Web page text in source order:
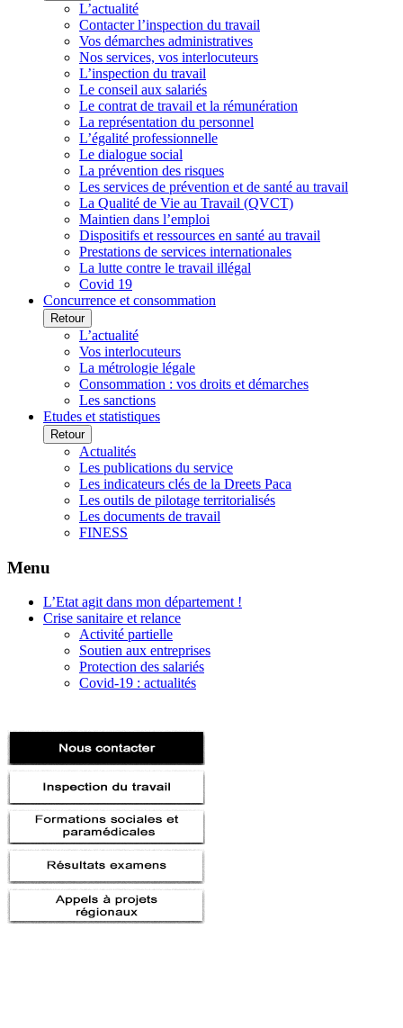
L’actualité
Contacter l’inspection du travail
Vos démarches administratives
Nos services, vos interlocuteurs
L’inspection du travail
Le conseil aux salariés
Le contrat de travail et la rémunération
La représentation du personnel
L’égalité professionnelle
Le dialogue social
La prévention des risques
Les services de prévention et de santé au travail
La Qualité de Vie au Travail (QVCT)
Maintien dans l’emploi
Dispositifs et ressources en santé au travail
Prestations de services internationales
La lutte contre le travail illégal
Covid 19
Concurrence et consommation
Retour
L’actualité
Vos interlocuteurs
La métrologie légale
Consommation : vos droits et démarches
Les sanctions
Etudes et statistiques
Retour
Actualités
Les publications du service
Les indicateurs clés de la Dreets Paca
Les outils de pilotage territorialisés
Les documents de travail
FINESS
Menu
L’Etat agit dans mon département !
Crise sanitaire et relance
Activité partielle
Soutien aux entreprises
Protection des salariés
Covid-19 : actualités